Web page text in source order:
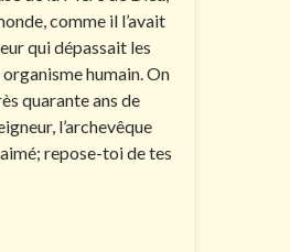
comme il l’avait
qui dépassait les
humain. On
quarante ans de
l’archevêque
repose-toi de tes